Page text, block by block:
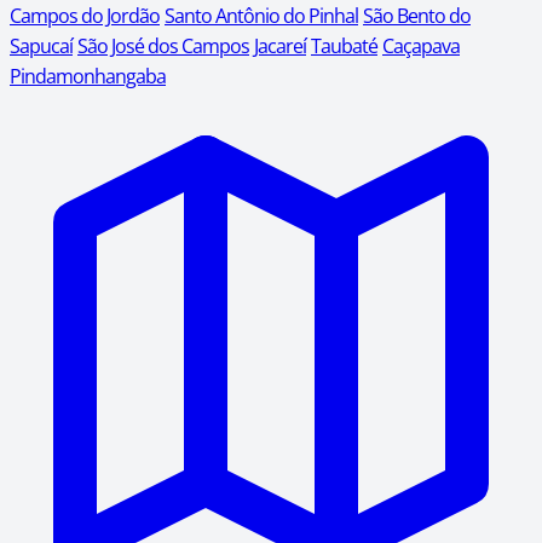
Campos do JordãoSanto Antônio do PinhalSão Bento do
SapucaíSão José dos Campos JacareíTaubaté Caçapava
Pindamonhangaba